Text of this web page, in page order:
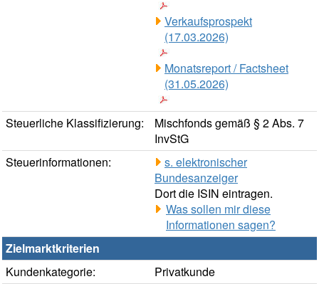
Verkaufsprospekt
(17.03.2026)
Monatsreport / Factsheet
(31.05.2026)
Steuerliche Klassifizierung:
Mischfonds gemäß § 2 Abs. 7
InvStG
Steuerinformationen:
s. elektronischer
Bundesanzeiger
Dort die ISIN eintragen.
Was sollen mir diese
Informationen sagen?
Zielmarktkriterien
Kundenkategorie:
Privatkunde